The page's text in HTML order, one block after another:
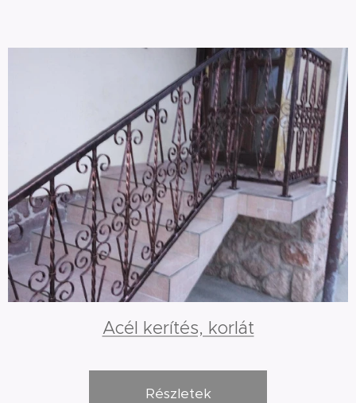
Acél kerítés, korlát
Részletek